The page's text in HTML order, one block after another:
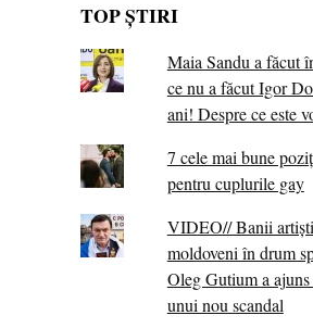
TOP ȘTIRI
Maia Sandu a făcut
ce nu a făcut Igor
ani! Despre ce este
7 cele mai bune
pentru cuplurile gay
VIDEO// Banii
moldoveni în drum
Oleg Gutium a
unui nou scandal